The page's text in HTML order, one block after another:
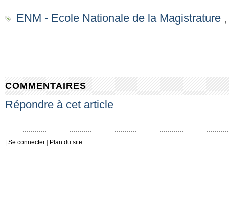
ENM - Ecole Nationale de la Magistrature
COMMENTAIRES
Répondre à cet article
Se connecter Plan du site